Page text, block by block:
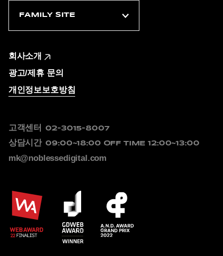
회사소개
광고/제휴 문의
개인정보보호방침
고객센터 02-3015-8007
상담시간 09:00~18:00 OFF TIME 12:00~13:00
mk@noblessedigital.com